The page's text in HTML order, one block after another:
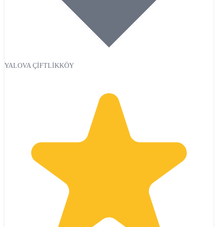
YALOVA ÇİFTLİKKÖY